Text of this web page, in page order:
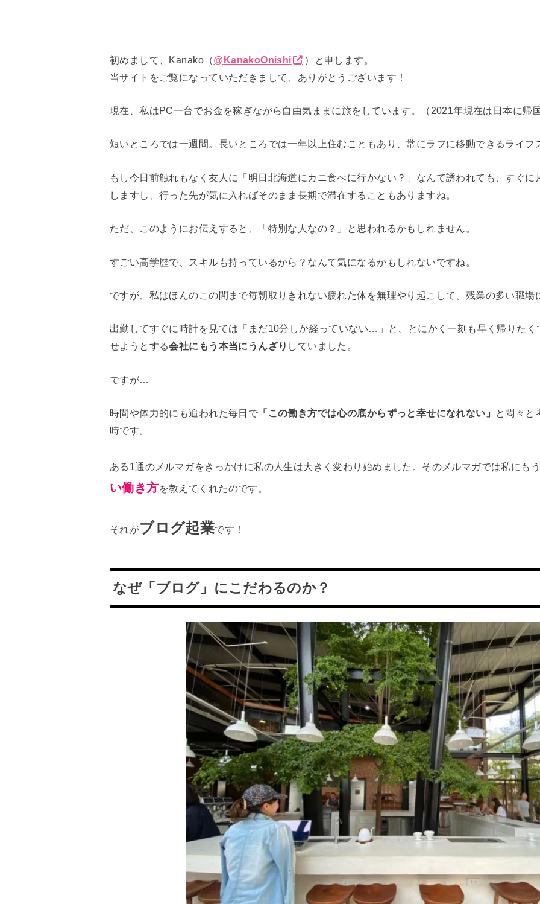
初めまして、Kanako（@KanakoOnishi ）
と申します。
当サイトをご覧になっていただきまして、ありがとうございます！
現在、私はPC一台でお金を稼ぎながら自由気ままに旅をしています。（2021年現在は日本に帰国
短いところでは一週間。長いところでは一年以上住むこともあり、常にラフに移動できるライフ
もし今日前触れもなく友人に「明日北海道にカニ食べに行かない？」なんて誘われても、すぐ
しますし、行った先が気に入ればそのまま長期で滞在することもありますね。
ただ、このようにお伝えすると、「特別な人なの？」と思われるかもしれません。
すごい高学歴で、スキルも持っているから？なんて気になるかもしれないですね。
ですが、私はほんのこの間まで毎朝取りきれない疲れた体を無理やり起こして、残業の多い職場
出勤してすぐに時計を見ては「まだ10分しか経っていない…」と、とにかく一刻も早く帰りたく
せようとする会社にもう本当にうんざり していました。
ですが…
時間や体力的にも追われた毎日で 「この働き方では心の底からずっと幸せになれない」
と悶々と
時です。
ある1通のメルマガをきっかけに私の人生は大きく変わり始めました。そのメルマガでは私にも
い働き方を教えてくれたのです。
それがブログ起業です！
なぜ「ブログ」にこだわるのか？